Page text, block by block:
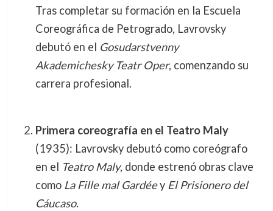
Tras completar su formación en la Escuela
Coreográfica de Petrogrado, Lavrovsky
debutó en el Gosudarstvenny
Akademichesky Teatr Oper, comenzando su
carrera profesional.
Primera coreografía en el Teatro Maly
(1935): Lavrovsky debutó como coreógrafo
en el Teatro Maly, donde estrenó obras clave
como La Fille mal Gardéey El Prisionero del
Cáucaso.